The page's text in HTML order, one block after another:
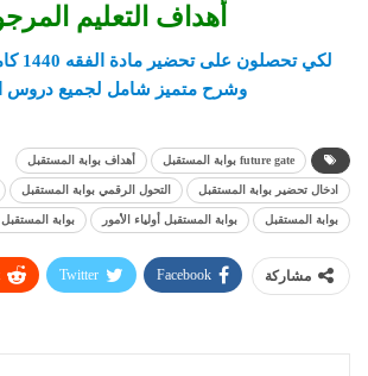
أهداف التعليم
لكي تحصلون على تحضير مادة الفقه 1440
وشرح متميز شامل لجميع دروس
future gate بوابة المستقبل أهداف بوابة المستقبل
ادخال تحضير بوابة المستقبل التحول الرقمي بوابة المستقبل
بوابة المستقبل بوابة المستقبل أولياء الأمور بوابة
مشاركة Facebook
Twitter